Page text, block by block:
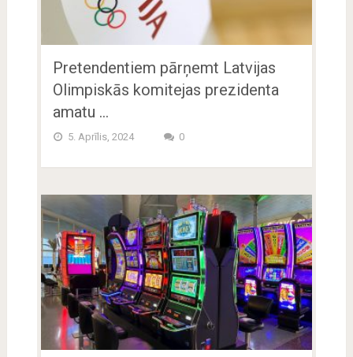
Pretendentiem pārņemt Latvijas
Olimpiskās komitejas prezidenta
amatu …
5. Aprīlis, 2024 0